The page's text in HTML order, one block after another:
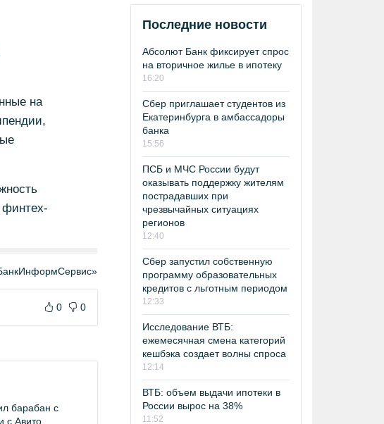
на
0 0
барабан с
с Авито
Последние новости
Абсолют Банк фиксирует спрос
на вторичное жилье в ипотеку
16:20
Сбер приглашает студентов из
Екатеринбурга в амбассадоры
банка
15:56
ПСБ и МЧС России будут
оказывать поддержку жителям
пострадавших при
чрезвычайных ситуациях
регионов
12:40
Сбер запустил собственную
программу образовательных
кредитов с льготным периодом
12:33
Исследование ВТБ:
ежемесячная смена категорий
кешбэка создает волны спроса
12:14
ВТБ: объем выдачи ипотеки в
России вырос на 38%
11:52